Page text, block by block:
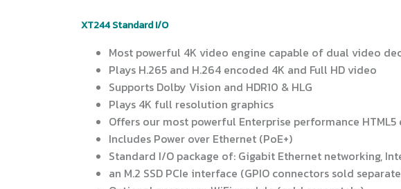
XT244 Standard I/O
Most powerful 4K video engine capable of dual video
Plays H.265 and H.264 encoded 4K and Full HD video
Supports Dolby Vision and HDR10 & HLG
Plays 4K full resolution graphics
Offers our most powerful Enterprise performance HTML5
Includes Power over Ethernet (PoE+)
Standard I/O package of: Gigabit Ethernet networking,
an M.2 SSD PCIe interface (GPIO connectors sold